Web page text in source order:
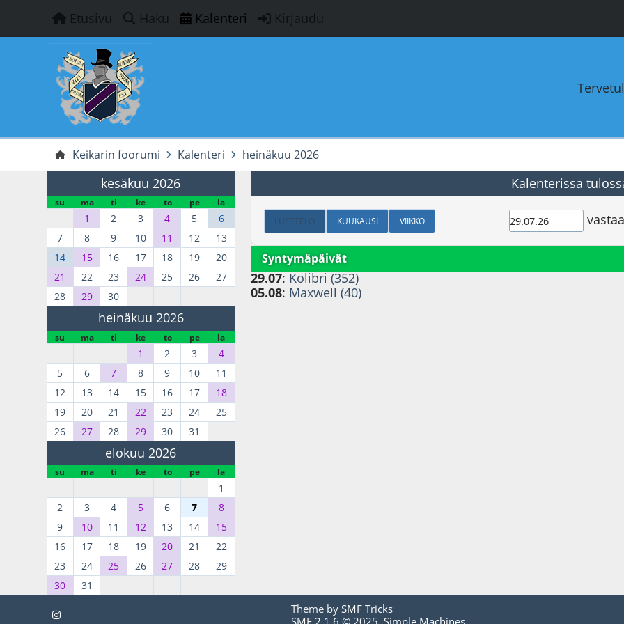
Etusivu Haku Kalenteri Kirjaudu
Keikarin foorumi Kalenteri heinäkuu 2026
kesäkuu 2026
su ma ti ke to pe la
1 2 3 4 5
6
7
8 9 10 11 12
13
14
15 16 17 18 19
20
21
22 23 24 25 26
27
28
29 30
heinäkuu 2026
su ma ti ke to pe la
1 2 3
4
5
6 7 8 9 10
11
12
13 14 15 16 17
18
19
20 21 22 23 24
25
26
27 28 29 30 31
elokuu 2026
su ma ti ke to pe la
1
2
3 4 5 6 7
8
9
10 11 12 13 14
15
16
17 18 19 20 21
22
23
24 25 26 27 28
29
30
31
Kalenterissa
LUETTELO KUUKAUSI VIIKKO
Syntymäpäivät
29.07: Kolibri (352)
05.08: Maxwell (40)
Theme by SMF Tricks